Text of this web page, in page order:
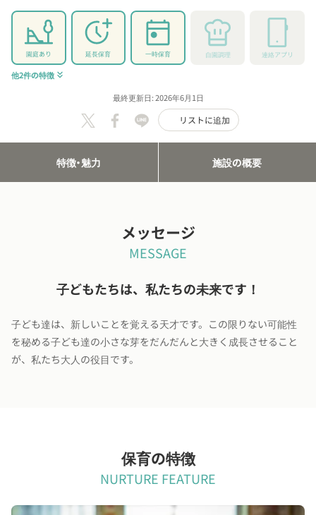
園庭あり 延長保育 一時保育 自園調理 連絡アプリ
他2件の特徴 keyboard_double_arrow_down
最終更新日: 2026年6月1日
リストに追加
特徴・魅力 施設の概要
メッセージ
MESSAGE
子どもたちは、私たちの未来です！
子ども達は、新しいことを覚える天才です。この限りない可能性
を秘める子ども達の小さな芽をだんだんと大きく成長させること
が、私たち大人の役目です。
保育の特徴
NURTURE FEATURE